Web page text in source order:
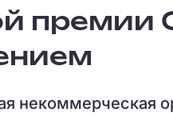
премии
некоммерческая